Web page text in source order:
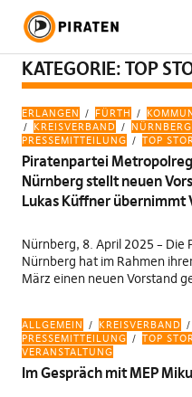
KATEGORIE: TOP
ERLANGEN FÜRTH
KREISVERBAND
NÜRNBERG
PRESSEMITTEILUNG
TOP
Piratenpartei
Nürnberg stellt neuen
Lukas Küffner übernimmt
Nürnberg, 8. April 2025 –
Nürnberg hat im Rahmen
März einen neuen Vorstand
ALLGEMEIN
KREISVERBAND
PRESSEMITTEILUNG
TOP
VERANSTALTUNG
Im Gespräch mit MEP